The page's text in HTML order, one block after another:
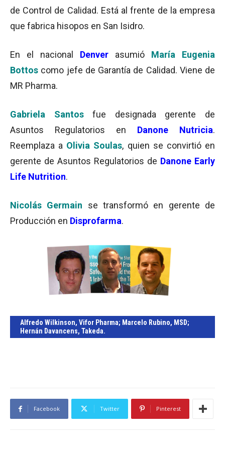
de Control de Calidad. Está al frente de la empresa
que fabrica hisopos en San Isidro.
En el nacional Denver asumió María Eugenia
Bottos como jefe de Garantía de Calidad. Viene de
MR Pharma.
Gabriela Santosfue designada gerente de
Asuntos Regulatorios en Danone Nutricia.
Reemplaza a Olivia Soulas, quien se convirtió en
gerente de Asuntos Regulatorios de Danone Early
Life Nutrition.
Nicolás Germain se transformó en gerente de
Producción en Disprofarma.
Alfredo Wilkinson, Vifor Pharma; Marcelo Rubino, MSD;
Hernán Davancens, Takeda.
Facebook Twitter Pinterest